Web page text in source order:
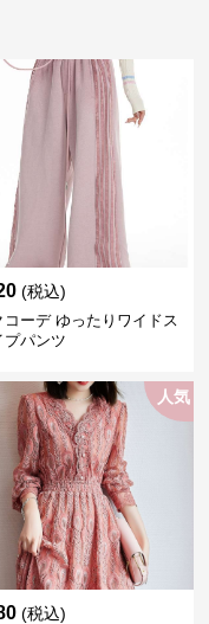
(税込)
コーデ ゆったりワイドス
プパンツ
人気
(税込)